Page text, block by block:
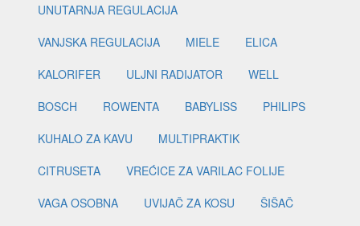
UNUTARNJA REGULACIJA
VANJSKA REGULACIJA
MIELE
ELICA
KALORIFER
ULJNI RADIJATOR
WELL
BOSCH
ROWENTA BABYLISS
PHILIPS
KUHALO ZA KAVU
MULTIPRAKTIK
CITRUSETA
VREĆICE ZA VARILAC FOLIJE
VAGA OSOBNA
UVIJAČ ZA KOSU
ŠIŠAČ